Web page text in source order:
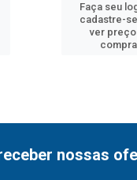
Faça seu
cadastre-
ver
nossas